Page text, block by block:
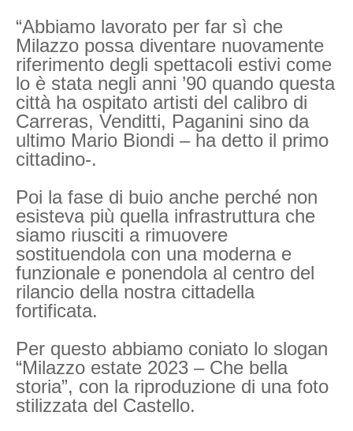
“Abbiamo lavorato per far sì che
Milazzo possa diventare nuovamente
riferimento degli spettacoli estivi come
lo è stata negli anni ’90 quando questa
città ha ospitato artisti del calibro di
Carreras, Venditti, Paganini sino da
ultimo Mario Biondi – ha detto il primo
cittadino-.
Poi la fase di buio anche perché non
esisteva più quella infrastruttura che
siamo riusciti a rimuovere
sostituendola con una moderna e
funzionale e ponendola al centro del
rilancio della nostra cittadella
fortificata.
Per questo abbiamo coniato lo slogan
“Milazzo estate 2023 – Che bella
storia”, con la riproduzione di una foto
stilizzata del Castello.